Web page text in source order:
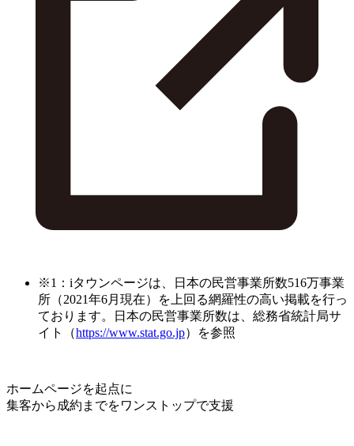
※1：iタウンページは、日本の民営事業所数516万事業
所（2021年6月現在）を上回る網羅性の高い掲載を行っ
ております。日本の民営事業所数は、総務省統計局サ
イト（https://www.stat.go.jp）を参照
ホームページを起点に
集客から成約までをワンストップで支援